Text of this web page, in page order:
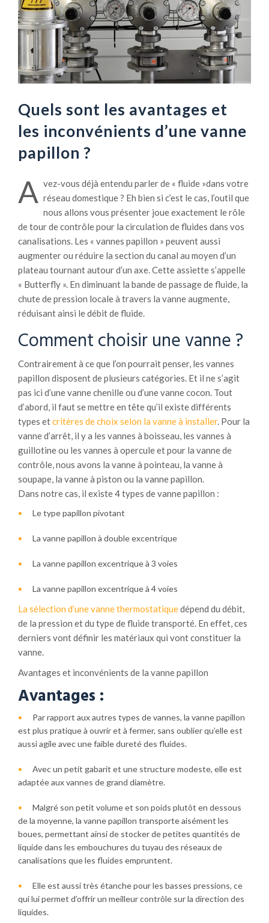
Quels sont les avantages et
les inconvénients d’une vanne
papillon ?
A vez-vous déjà entendu parler de « fluide »dans votre
réseau domestique ? Eh bien si c’est le cas, l’outil que
nous allons vous présenter joue exactement le rôle
de tour de contrôle pour la circulation de fluides dans vos
canalisations. Les « vannes papillon » peuvent aussi
augmenter ou réduire la section du canal au moyen d’un
plateau tournant autour d’un axe. Cette assiette s’appelle
« Butterfly ». En diminuant la bande de passage de fluide, la
chute de pression locale à travers la vanne augmente,
réduisant ainsi le débit de fluide.
Comment choisir une vanne ?
Contrairement à ce que l’on pourrait penser, les vannes
papillon disposent de plusieurs catégories. Et il ne s’agit
pas ici d’une vanne chenille ou d’une vanne cocon. Tout
d’abord, il faut se mettre en tête qu’il existe différents
types etcritères de choix selon la vanne à installer. Pour la
vanne d’arrêt, il y a les vannes à boisseau, les vannes à
guillotine ou les vannes à opercule et pour la vanne de
contrôle, nous avons la vanne à pointeau, la vanne à
soupape, la vanne à piston ou la vanne papillon.
Dans notre cas, il existe 4 types de vanne papillon :
Le type papillon pivotant
La vanne papillon à double excentrique
La vanne papillon excentrique à 3 voies
La vanne papillon excentrique à 4 voies
La sélection d’une vanne thermostatiquedépend du débit,
de la pression et du type de fluide transporté. En effet, ces
derniers vont définir les matériaux qui vont constituer la
vanne.
Avantages et inconvénients de la vanne papillon
Avantages :
Par rapport aux autres types de vannes, la vanne papillon
est plus pratique à ouvrir et à fermer, sans oublier qu’elle est
aussiagile avec une faible dureté des fluides.
Avecun petit gabarit et une structure modeste, elle est
adaptée aux vannes de grand diamètre.
Malgré son petit volume et son poids plutôt en dessous
de la moyenne, la vanne papillon transporte aisément les
boues, permettant ainsi de stocker de petites quantités de
liquide dans les embouchures du tuyau des réseaux de
canalisations que les fluides empruntent.
Elle est aussi très étanche pour les basses pressions, ce
qui lui permet d’offrir un meilleur contrôle sur la direction des
liquides.